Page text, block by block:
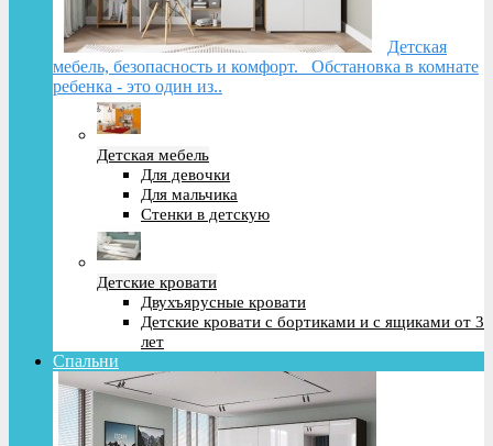
Детская
мебель, безопасность и комфорт. Обстановка в комнате
ребенка - это один из..
Детская мебель
Для девочки
Для мальчика
Стенки в детскую
Детские кровати
Двухъярусные кровати
Детские кровати с бортиками и с ящиками от 3
лет
Спальни